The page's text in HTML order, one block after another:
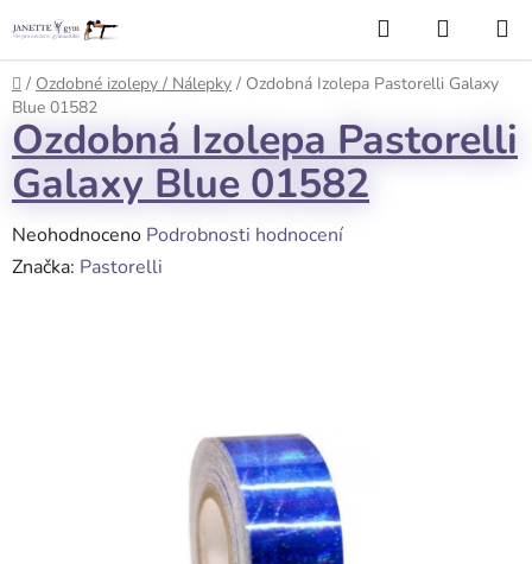
na
obsah
Hledat
KOŠÍK
Domů
/ Ozdobné izolepy / Nálepky / Ozdobná Izolepa Pastorelli Galaxy
Blue 01582
Ozdobná Izolepa Pastorelli
Galaxy Blue 01582
Průměrné
hodnocení
Neohodnoceno Podrobnosti hodnocení
Značka: Pastorelli